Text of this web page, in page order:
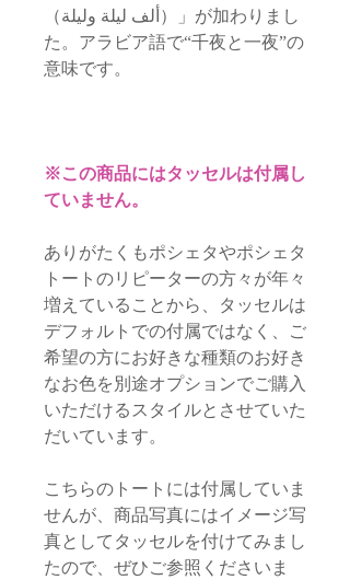
（ألف ليلة وليلة‎）」が加わりまし
た。アラビア語で“千夜と一夜”の
意味です。
※この商品にはタッセルは付属し
ていません。
ありがたくもポシェタやポシェタ
トートのリピーターの方々が年々
増えていることから、タッセルは
デフォルトでの付属ではなく、ご
希望の方にお好きな種類のお好き
なお色を別途オプションでご購入
いただけるスタイルとさせていた
だいています。
こちらのトートには付属していま
せんが、商品写真にはイメージ写
真としてタッセルを付けてみまし
たので、ぜひご参照くださいま